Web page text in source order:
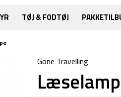
TØJ & FODTØJ
Gone Travelling